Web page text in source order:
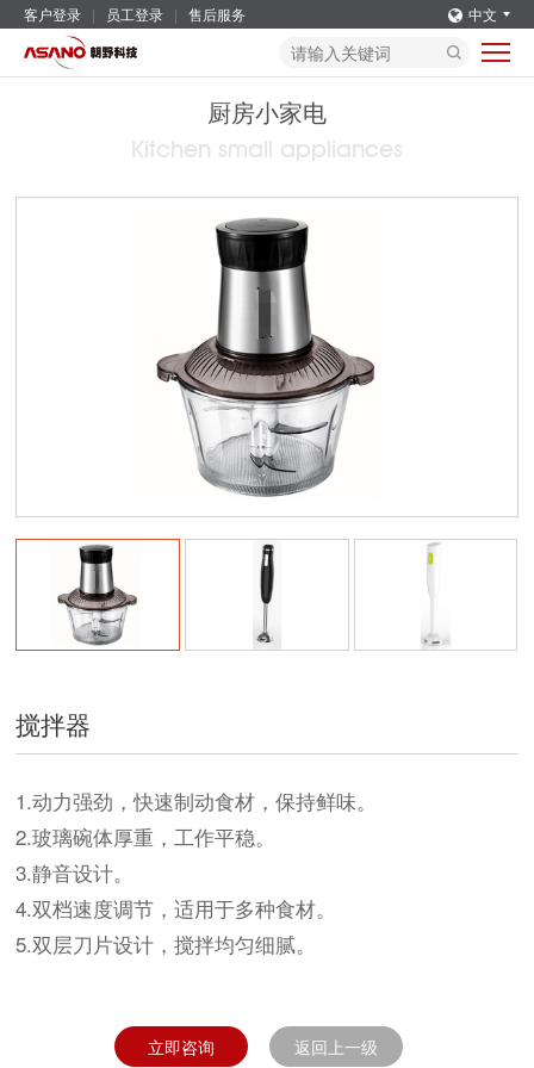
客户登录 员工登录 售后服务 中文
厨房小家电
Kitchen small appliances
搅拌器
1.动力强劲，快速制动食材，保持鲜味。
2.玻璃碗体厚重，工作平稳。
3.静音设计。
4.双档速度调节，适用于多种食材。
5.双层刀片设计，搅拌均匀细腻。
立即咨询 返回上一级